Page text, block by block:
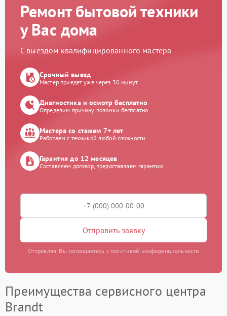
Ремонт бытовой техники
у Вас дома
С выездом квалифицированного мастера
Срочный выезд
Мастер приедет уже через 30 минут
Диагностика и осмотр бесплатно
Определим причину поломки бесплатно
Мастера со стажем 7+ лет
Работаем с техникой любой сложности
Гарантия до 12 месяцев
Составляем договор, предоставляем гарантию
Отправить заявку
Отправляя, Вы соглашаетесь с политикой конфиденциальности
Преимущества сервисного центра
Brandt